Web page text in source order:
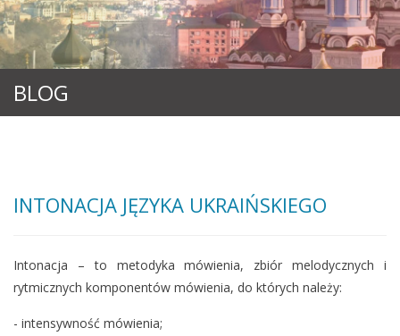
BLOG
INTONACJA JĘZYKA UKRAIŃSKIEGO
Intonacja – to metodyka mówienia, zbiór melodycznych i
rytmicznych komponentów mówienia, do których należy:
- intensywność mówienia;